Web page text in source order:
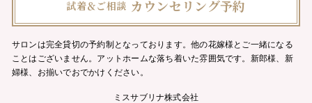
試着＆ご相談 カウンセリング予約
サロンは完全貸切の予約制となっております。他の花嫁様とご一緒になる
ことはございません。 アットホームな落ち着いた雰囲気です。新郎様、新
婦様、お揃いでおでかけください。
ミスサブリナ株式会社